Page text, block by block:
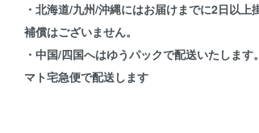
・北海道/九州/沖縄にはお届けまでに2日以上
補償はございません。
・中国/四国へはゆうパックで配送いたしま
マト宅急便で配送します